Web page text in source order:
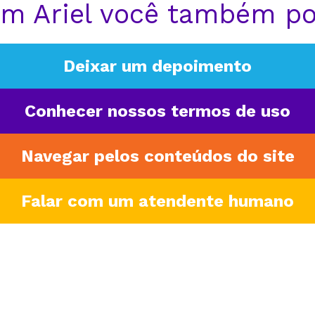
Ariel você também
Deixar um depoimento
Conhecer nossos termos de uso
Navegar pelos conteúdos do site
Falar com um atendente humano